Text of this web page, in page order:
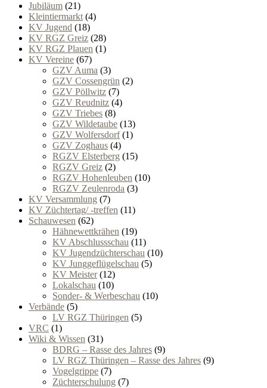
Jubiläum (21)
Kleintiermarkt (4)
KV Jugend (18)
KV RGZ Greiz (28)
KV RGZ Plauen (1)
KV Vereine (67)
GZV Auma (3)
GZV Cossengrün (2)
GZV Pöllwitz (7)
GZV Reudnitz (4)
GZV Triebes (8)
GZV Wildetaube (13)
GZV Wolfersdorf(1)
GZV Zoghaus (4)
RGZV Elsterberg (15)
RGZV Greiz (2)
RGZV Hohenleuben (10)
RGZV Zeulenroda (3)
KV Versammlung (7)
KV Züchtertag/ -treffen (11)
Schauwesen (62)
Hähnewettkrähen (19)
KV Abschlussschau (11)
KV Jugendzüchterschau (10)
KV Junggeflügelschau (5)
KV Meister(12)
Lokalschau (10)
Sonder- & Werbeschau (10)
Verbände (5)
LV RGZ Thüringen (5)
VRC (1)
Wiki & Wissen (31)
BDRG – Rasse des Jahres (9)
LV RGZ Thüringen – Rasse des Jahres (9)
Vogelgrippe (7)
Züchterschulung (7)